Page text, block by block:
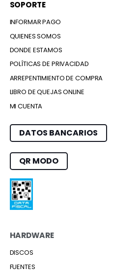
SOPORTE
INFORMAR PAGO
QUIENES SOMOS
DONDE ESTAMOS
POLÍTICAS DE PRIVACIDAD
ARREPENTIMIENTO DE COMPRA
LIBRO DE QUEJAS ONLINE
MI CUENTA
DATOS BANCARIOS
QR MODO
HARDWARE
DISCOS
FUENTES